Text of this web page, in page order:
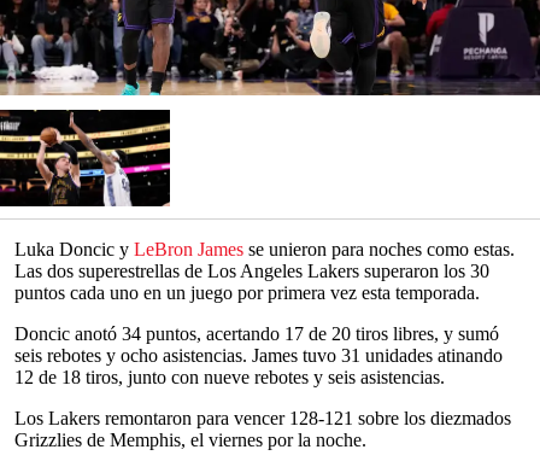
Luka Doncic y LeBron James se unieron para noches como estas.
Las dos superestrellas de Los Angeles Lakers superaron los 30
puntos cada uno en un juego por primera vez esta temporada.
Doncic anotó 34 puntos, acertando 17 de 20 tiros libres, y sumó
seis rebotes y ocho asistencias. James tuvo 31 unidades atinando
12 de 18 tiros, junto con nueve rebotes y seis asistencias.
Los Lakers remontaron para vencer 128-121 sobre los diezmados
Grizzlies de Memphis, el viernes por la noche.